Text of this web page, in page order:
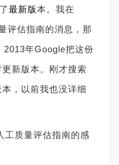
最新版本。我在
评估指南的消息，那
2013年Google把这份
新版本。刚才搜索
，以前我也没详细
工质量评估指南的感